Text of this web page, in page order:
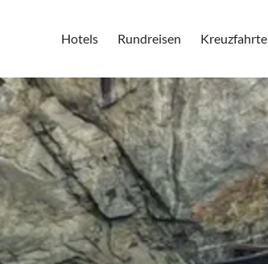
Hotels Rundreisen